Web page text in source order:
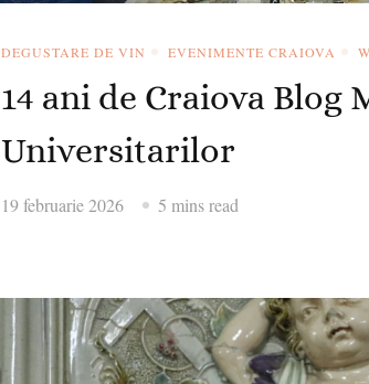
DEGUSTARE DE VIN EVENIMENTE CRAIOVA
14 ani de Craiova Blog
Universitarilor
19 februarie 2026 5 mins read